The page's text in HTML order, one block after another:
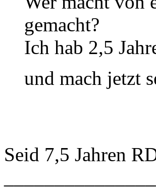
gemacht?
Ich hab 2,5
und mach jetzt
Seid 7,5 Jahren